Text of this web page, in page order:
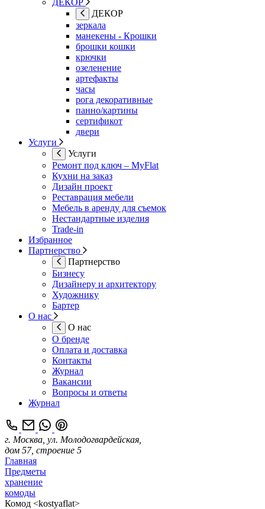
ДЕКОР
ДЕКОР
зеркала
манекены - Крошки
брошки кошки
крючки
озеленение
артефакты
часы
рога декоративные
панно/картины
сертификот
двери
Услуги
Услуги
Ремонт под ключ – MyFlat
Кухни на заказ
Дизайн проект
Реставрация мебели
Мебель в аренду для съемок
Нестандартные изделия
Trade-in
Избранное
Партнерство
Партнерство
Бизнесу
Дизайнеру и архитектору
Художнику
Бартер
О нас
О нас
О бренде
Оплата и доставка
Контакты
Журнал
Вакансии
Вопросы и ответы
Журнал
г. Москва, ул. Молодогвардейская,
дом 57, строение 5
Главная
Предметы
хранение
комоды
Комод <kostyaflat>